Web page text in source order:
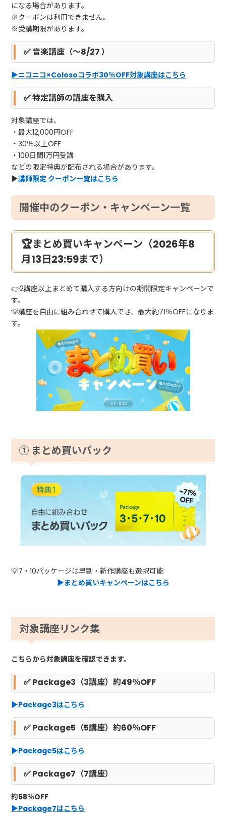
になる場合があります。
※クーポンは利用できません。
※受講期限があります。
✅音楽講座（～8/27 ）
▶ニコニコ×Colosoコラボ30％OFF対象講座はこちら
✅ 特定講師の講座を購入
対象講座では、
・最大12,000円OFF
・30％以上OFF
・100日間1万円受講
などの限定特典が配布される場合があります。
▶講師限定 クーポン一覧はこちら
開催中のクーポン・キャンペーン一覧
🏆まとめ買いキャンペーン（2026年8
月13日23:59まで）
👉2講座以上まとめて購入する方向けの期間限定キャンペーンで
す。
💡講座を自由に組み合わせて購入でき、最大約71％OFFになりま
す。
① まとめ買いパック
💡7・10パッケージは早割・新作講座も選択可能
▶まとめ買いキャンペーンはこちら
対象講座リンク集
こちらから対象講座を確認できます。
✅ Package3（3講座）約49％OFF
▶Package3はこちら
✅ Package5（5講座）約60％OFF
▶Package5はこちら
✅ Package7（7講座）
約68％OFF
▶Package7はこちら